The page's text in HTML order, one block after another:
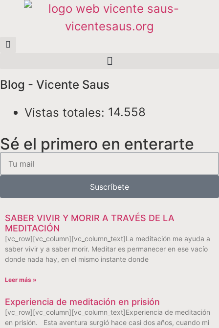
Blog - Vicente Saus
Vistas totales: 14.558
Sé el primero en enterarte
Suscríbete
SABER VIVIR Y MORIR A TRAVÉS DE LA
MEDITACIÓN
[vc_row][vc_column][vc_column_text]La meditación me ayuda a
saber vivir y a saber morir. Meditar es permanecer en ese vacío
donde nada hay, en el mismo instante donde
Leer más »
Experiencia de meditación en prisión
[vc_row][vc_column][vc_column_text]Experiencia de meditación
en prisión. Esta aventura surgió hace casi dos años, cuando mi